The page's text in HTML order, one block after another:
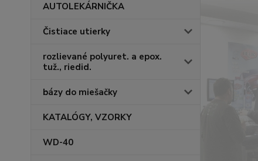
AUTOLEKÁRNIČKA
Čistiace utierky
rozlievané polyuret. a epox.
tuž., riedid.
bázy do miešačky
KATALÓGY, VZORKY
WD-40